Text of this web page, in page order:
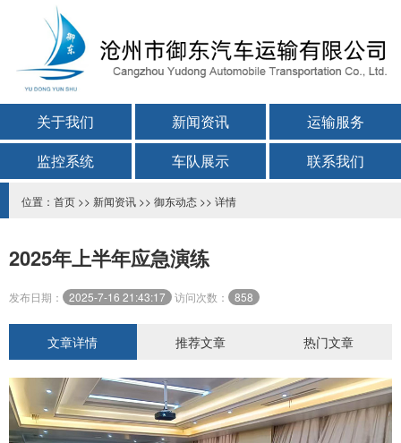
关于我们 新闻资讯
运输服务
监控系统
车队展示 联系我们
位置： 首页 >> 新闻资讯 >> 御东动态 >> 详情
2025年上半年应急演练
发布日期： 2025-7-16 21:43:17 访问次数： 858
文章详情 推荐文章 热门文章